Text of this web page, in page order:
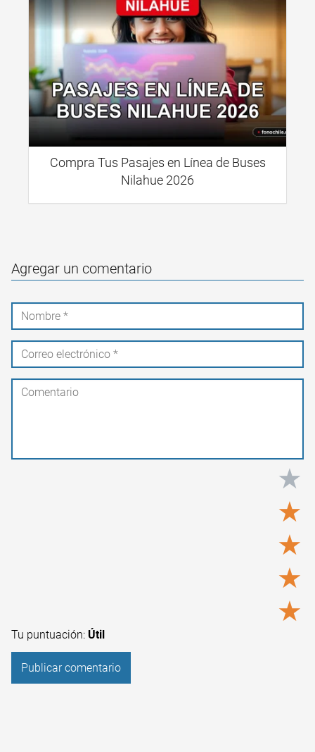
Compra Tus Pasajes en Línea de Buses
Nilahue 2026
Agregar un comentario
★
★
★
★
★
Tu puntuación: Útil